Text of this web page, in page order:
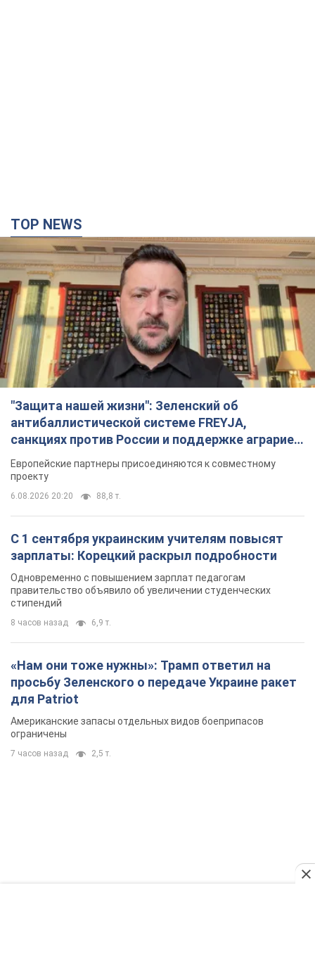
TOP NEWS
"Защита нашей жизни": Зеленский об
антибаллистической системе FREYJA,
санкциях против России и поддержке аграриев.
Видео
Европейские партнеры присоединяются к совместному
проекту
6.08.2026 20:20 88,8 т.
С 1 сентября украинским учителям повысят
зарплаты: Корецкий раскрыл подробности
Одновременно с повышением зарплат педагогам
правительство объявило об увеличении студенческих
стипендий
8 часов назад 6,9 т.
«Нам они тоже нужны»: Трамп ответил на
просьбу Зеленского о передаче Украине ракет
для Patriot
Американские запасы отдельных видов боеприпасов
ограничены
7 часов назад 2,5 т.